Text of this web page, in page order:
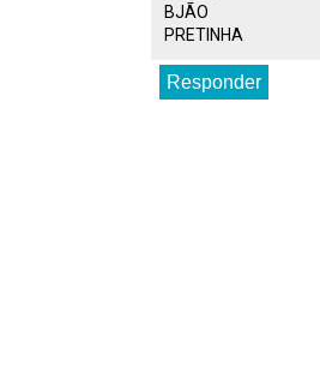
BJÃO
PRETINHA
Responder